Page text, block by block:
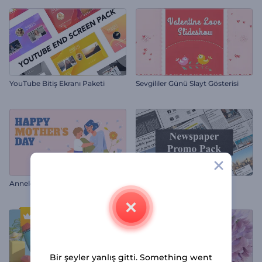
YouTube Bitiş Ekranı Paketi Sevgililer Günü Slayt Gösterisi
Anneler Günü Animasyonu
Bir şeyler yanlış gitti. Something went